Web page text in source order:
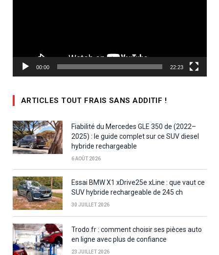
00:00 22:23
ARTICLES TOUT FRAIS SANS ADDITIF !
Fiabilité du Mercedes GLE 350 de (2022–
2025) : le guide complet sur ce SUV diesel
hybride rechargeable
6 AOÛT 2026
Essai BMW X1 xDrive25e xLine : que vaut ce
SUV hybride rechargeable de 245 ch
30 JUILLET 2026
Trodo.fr : comment choisir ses pièces auto
en ligne avec plus de confiance
23 JUILLET 2026